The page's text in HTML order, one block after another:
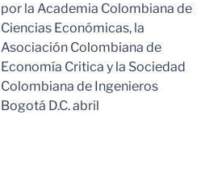
por la Academia Colombiana de
Ciencias Económicas, la
Asociación Colombiana de
Economía Critica y la Sociedad
Colombiana de Ingenieros
Bogotá D.C. abril